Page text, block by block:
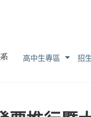
高中生專區 招